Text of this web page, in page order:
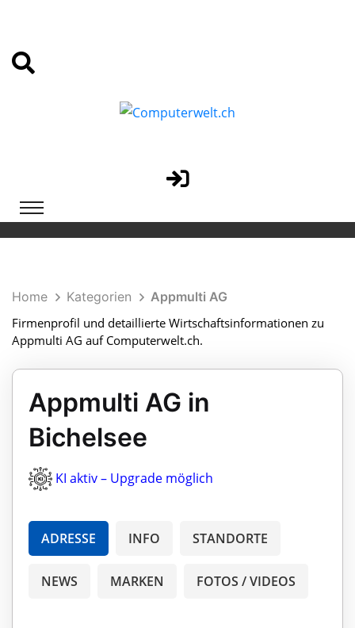
Home Kategorien
Appmulti AG
Firmenprofil und detaillierte Wirtschaftsinformationen zu
Appmulti AG auf Computerwelt.ch.
Appmulti AG in
Bichelsee
KI aktiv – Upgrade möglich
ADRESSE INFO STANDORTE
NEWS MARKEN FOTOS / VIDEOS